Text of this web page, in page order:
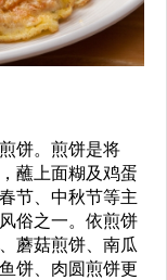
饼。煎饼是将
蘸上面糊及鸡蛋
节、中秋节等主
俗之一。依煎饼
蘑菇煎饼、南瓜
饼、肉圆煎饼更